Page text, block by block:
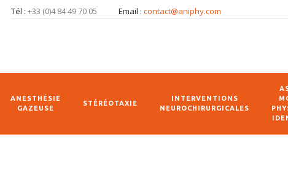
Tél : +33 (0)4 84 49 70 05 Email : contact@aniphy.com
ANESTHÉSIE
GAZEUSE
STÉRÉOTAXIE
INTERVENTIONS
NEUROCHIRURGICALES